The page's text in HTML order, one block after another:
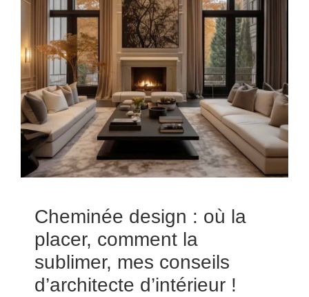
Cheminée design : où la
placer, comment la
sublimer, mes conseils
d’architecte d’intérieur !